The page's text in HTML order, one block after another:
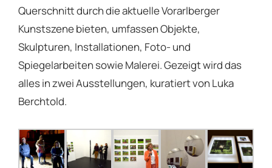
Querschnitt durch die aktuelle Vorarlberger
Kunstszene bieten, umfassen Objekte,
Skulpturen, Installationen, Foto- und
Spiegelarbeiten sowie Malerei. Gezeigt wird das
alles in zwei Ausstellungen, kuratiert von Luka
Berchtold.